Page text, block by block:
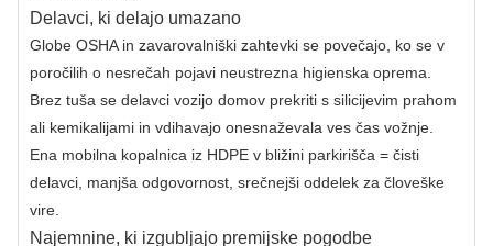
Delavci, ki delajo umazano
Globe OSHA in zavarovalniški zahtevki se povečajo, ko se v
poročilih o nesrečah pojavi neustrezna higienska oprema.
Brez tuša se delavci vozijo domov prekriti s silicijevim prahom
ali kemikalijami in vdihavajo onesnaževala ves čas vožnje.
Ena mobilna kopalnica iz HDPE v bližini parkirišča = čisti
delavci, manjša odgovornost, srečnejši oddelek za človeške
vire.
Najemnine, ki izgubljajo premijske pogodbe